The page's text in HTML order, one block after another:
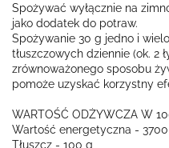
Spożywać wyłącznie na
jako dodatek do potraw.
Spożywanie 30 g jedno i
tłuszczowych dziennie (ok. 2
zrównoważonego sposobu
pomoże uzyskać korzystny
WARTOŚĆ ODŻYWCZA W
Wartość energetyczna -
Tłuszcz - 100 g